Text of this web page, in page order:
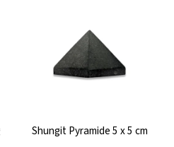
Shungit Pyramide 5 x 5 cm